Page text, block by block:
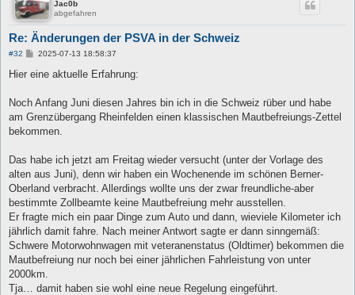
Jac0b
abgefahren
Re: Änderungen der PSVA in der Schweiz
#32
B
i
a
2025-07-13 18:58:37
Hier eine aktuelle Erfahrung:
Noch Anfang Juni diesen Jahres bin ich in die Schweiz rüber und habe
am Grenzübergang Rheinfelden einen klassischen Mautbefreiungs-Zettel
bekommen.
Das habe ich jetzt am Freitag wieder versucht (unter der Vorlage des
alten aus Juni), denn wir haben ein Wochenende im schönen Berner-
Oberland verbracht. Allerdings wollte uns der zwar freundliche-aber
bestimmte Zollbeamte keine Mautbefreiung mehr ausstellen.
Er fragte mich ein paar Dinge zum Auto und dann, wieviele Kilometer ich
jährlich damit fahre. Nach meiner Antwort sagte er dann sinngemäß:
Schwere Motorwohnwagen mit veteranenstatus (Oldtimer) bekommen die
Mautbefreiung nur noch bei einer jährlichen Fahrleistung von unter
2000km.
Tja… damit haben sie wohl eine neue Regelung eingeführt.